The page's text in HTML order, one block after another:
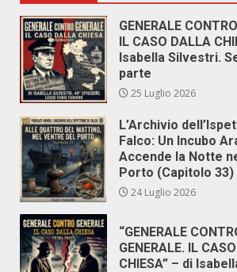
GENERALE
IL CASO DALLA
Isabella Silvestri.
parte
25 Luglio 2026
L’Archivio
Falco: Un Incubo
Accende la Notte
Porto (Capitolo 33)
24 Luglio 2026
“GENERALE
GENERALE. IL
CHIESA” – di